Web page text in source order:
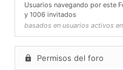
Usuarios navegando por este
y 1006 invitados
basados en usuarios activos
Permisos del foro